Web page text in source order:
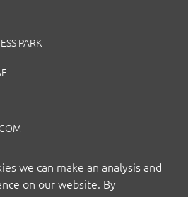
PARK
we can make an analysis and
on our website. By